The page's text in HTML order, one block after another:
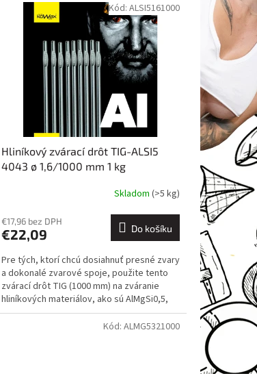
Hliníkový zvárací drôt TIG-ALSI5
4043 ø 1,6/1000 mm 1 kg
Skladom (>5 kg)
€17,96 bez DPH
€22,09 Do košíku
Pre tých, ktorí chcú dosiahnuť presné zvary
a dokonalé zvarové spoje, použite tento
zvárací drôt TIG (1000 mm) na zváranie
hliníkových materiálov, ako sú AlMgSi0,5,
AlMgSi1,...
Kód: ALSI5161000
Kód: ALMG5321000